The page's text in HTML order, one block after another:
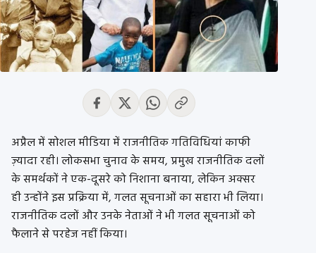
अप्रैल में सोशल मीडिया में राजनीतिक गतिविधियां काफी
ज़्यादा रही। लोकसभा चुनाव के समय, प्रमुख राजनीतिक दलों
के समर्थकों ने एक-दूसरे को निशाना बनाया, लेकिन अक्सर
ही उन्होंने इस प्रक्रिया में, गलत सूचनाओं का सहारा भी लिया।
राजनीतिक दलों और उनके नेताओं ने भी गलत सूचनाओं को
फैलाने से परहेज नहीं किया।